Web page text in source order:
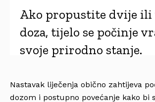
Ako propustite dvije ili
doza, tijelo se počinje
svoje prirodno stanje.
Nastavak liječenja obično zahtijeva
dozom i postupno povećanje kako bi